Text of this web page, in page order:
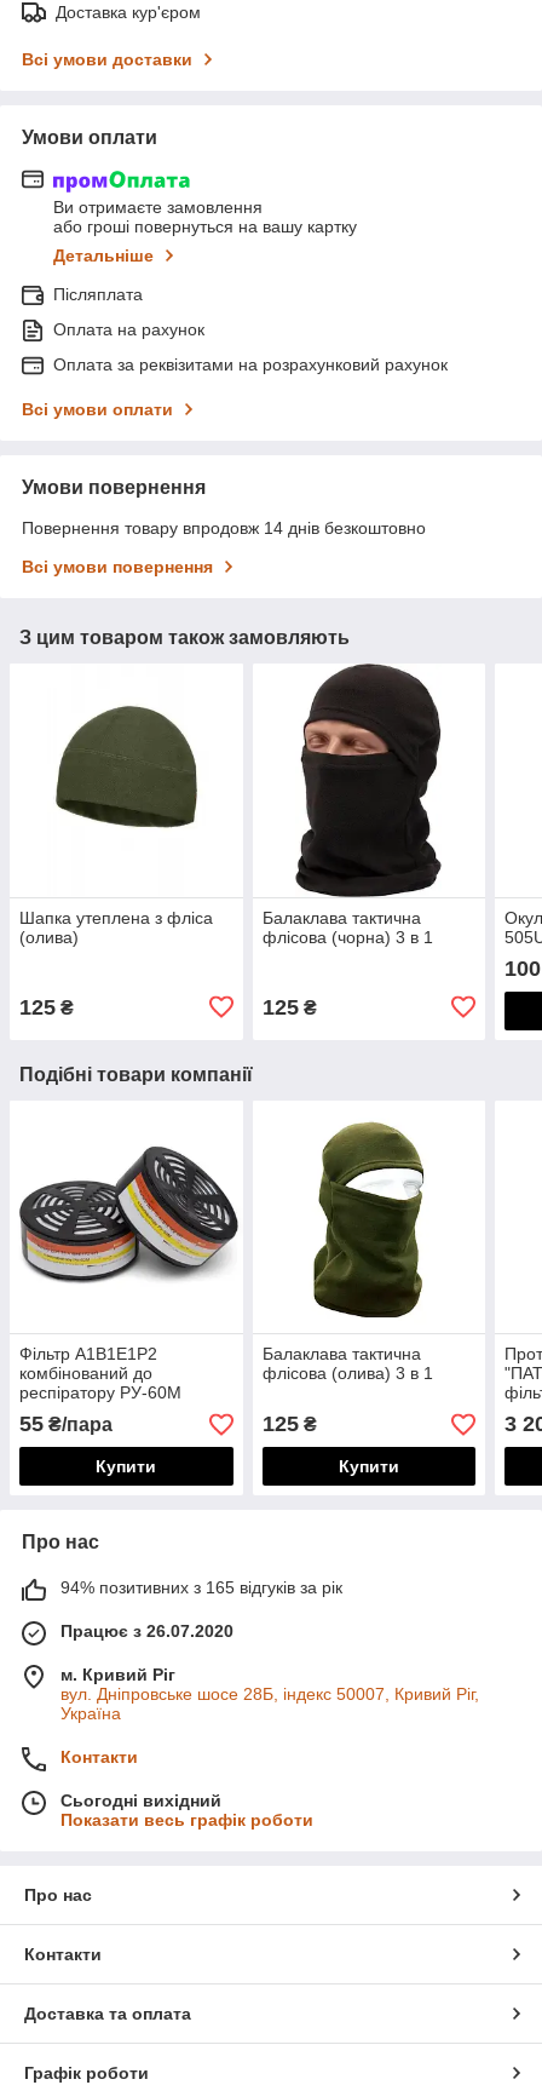
Доставка кур'єром
Всі умови доставки
Умови оплати
Ви отримаєте замовлення
або гроші повернуться на вашу картку
Детальніше
Післяплата
Оплата на рахунок
Оплата за реквізитами на розрахунковий рахунок
Всі умови оплати
Умови повернення
Повернення товару впродовж 14 днів безкоштовно
Всі умови повернення
З цим товаром також замовляють
Шапка утеплена з фліса
(олива)
125 ₴
Балаклава тактична
флісова (чорна) 3 в 1
125₴
100
Подібні товари компанії
Фільтр А1В1Е1Р2
комбінований до
респіратору РУ-60М
55 ₴/пара
Купити
Балаклава тактична
флісова (олива) 3 в 1
125₴
Купити
3
Про нас
94% позитивних з 165 відгуків за рік
Працює з 26.07.2020
м. Кривий Ріг
вул. Дніпровське шосе 28Б, індекс 50007, Кривий Ріг,
Україна
Контакти
Сьогодні вихідний
Показати весь графік роботи
Про нас
Контакти
Доставка та оплата
Графік роботи